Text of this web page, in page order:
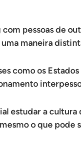
pessoas de
maneira
como os
estudar a
o que pode